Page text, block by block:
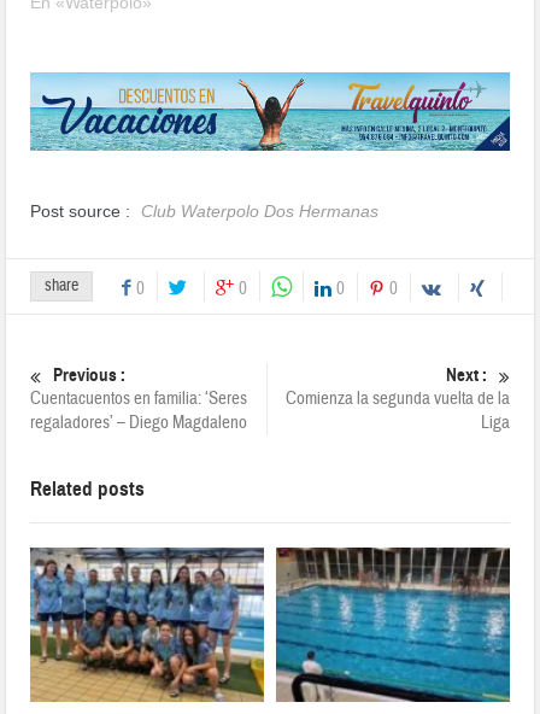
Post source : Club Waterpolo Dos Hermanas
share 0 0 0 0
Previous :
Cuentacuentos en familia: ‘Seres
regaladores’ – Diego Magdaleno
Next :
Comienza la segunda vuelta de la
Liga
Related posts